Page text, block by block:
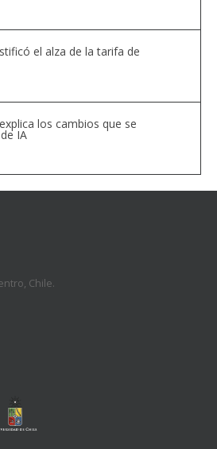
el alza de la tarifa de
los cambios que se
IA
Chile.